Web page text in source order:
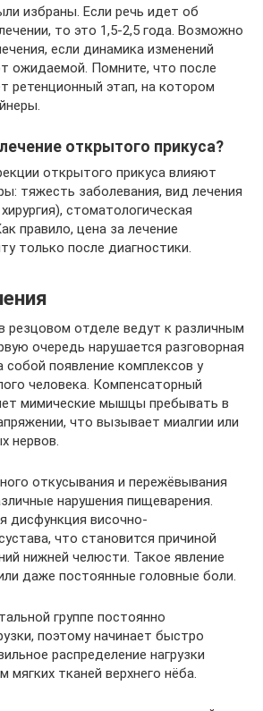
избраны. Если речь идет об
то это 1,5-2,5 года. Возможно
если динамика изменений
ожидаемой. Помните, что после
ретенционный этап, на котором
открытого прикуса?
открытого прикуса влияют
тяжесть заболевания, вид лечения
стоматологическая
правило, цена за лечение
только после диагностики.
резцовом отделе ведут к различным
очередь нарушается разговорная
собой появление комплексов у
человека. Компенсаторный
мимические мышцы пребывать в
что вызывает миалгии или
нервов.
откусывания и пережёвывания
нарушения пищеварения.
дисфункция височно-
что становится причиной
нижней челюсти. Такое явление
даже постоянные головные боли.
группе постоянно
поэтому начинает быстро
распределение нагрузки
мягких тканей верхнего нёба.